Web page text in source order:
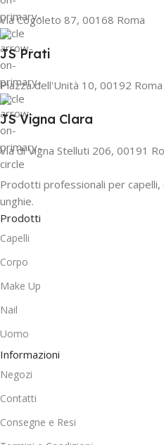
Via Cogoleto 87, 00168 Roma
JS Prati
Piazza dell'Unità 10, 00192 Roma
JS Vigna Clara
Via di Vigna Stelluti 206, 00191
Prodotti professionali per
unghie.
Prodotti
Capelli
Corpo
Make Up
Nail
Uomo
Informazioni
Negozi
Contatti
Consegne e Resi